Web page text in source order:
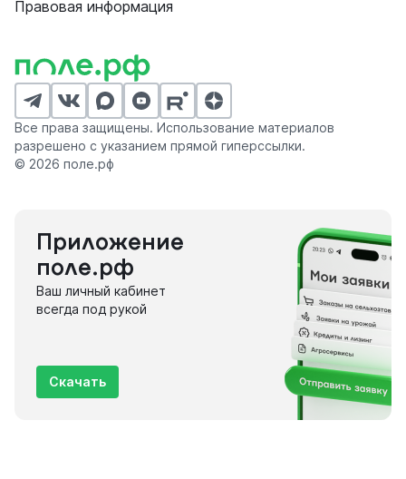
Правовая информация
Все права защищены. Использование материалов
разрешено с указанием прямой гиперссылки.
© 2026 поле.рф
Приложение
поле.рф
Ваш личный кабинет
всегда под рукой
Скачать